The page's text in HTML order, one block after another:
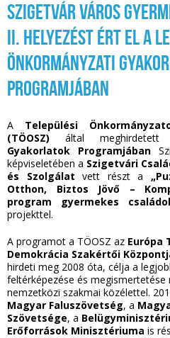
Szigetvár Város
II. helyezést ért el a
Önkormányzati
Programjában
A Települési
(TÖOSZ) által meghirdetett
Gyakorlatok Programjában
képviseletében a Szigetvári
és Szolgálat vett részt a
Otthon, Biztos Jövő –
program gyermekes
projekttel.
A programot a TÖOSZ az Európa
Demokrácia Szakértői
hirdeti meg 2008 óta, célja a
feltérképezése és
nemzetközi szakmai közélettel.
Magyar Faluszövetség, a
Szövetsége, a
Erőforrások Minisztériuma is